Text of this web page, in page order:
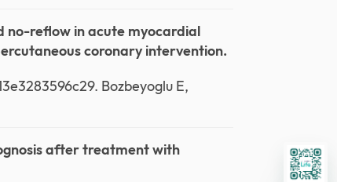
no-reflow in acute myocardial
coronary intervention.
Bozbeyoglu E,
after treatment with